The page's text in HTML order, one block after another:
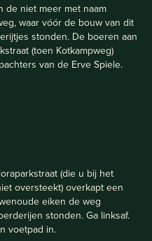
de niet meer met naam
waar vóór de bouw van dit
stonden. De boeren aan
(toen Kotkampweg)
van de Erve Spiele.
(die u bij het
oversteekt) overkapt een
eiken de weg
stonden. Ga linksaf.
voetpad in.